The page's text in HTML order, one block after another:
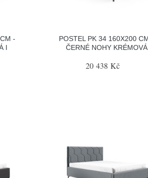
-
I
POSTEL PK 34 160X200
ČERNÉ NOHY KRÉMOVÁ
20 438 Kč